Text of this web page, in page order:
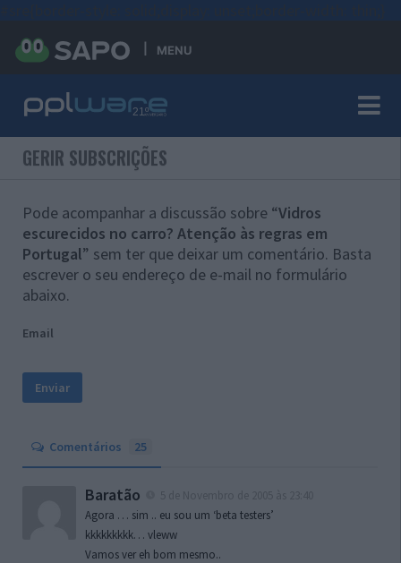
MENU
GERIR SUBSCRIÇÕES
Pode acompanhar a discussão sobre “Vidros
escurecidos no carro? Atenção às regras em
Portugal” sem ter que deixar um comentário. Basta
escrever o seu endereço de e-mail no formulário
abaixo.
Email
Comentários 25
Baratão
Agora … sim .. eu sou um ‘beta testers’
kkkkkkkkk… vleww
Vamos ver eh bom mesmo..